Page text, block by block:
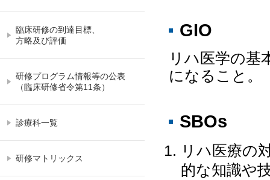
GIO
リハ医学の基
になること。
SBOs
リハ医療の
的な知識や
臨床研修の到達目標、
方略及び評価
研修プログラム情報等の公表
（臨床研修省令第11条）
診療科一覧
研修マトリックス